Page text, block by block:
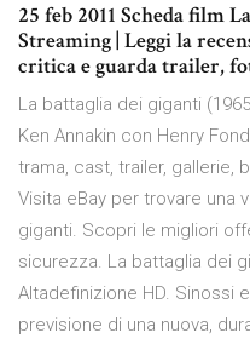
25 feb 2011 Scheda film
Streaming | Leggi la
critica e guarda trailer,
La battaglia dei giganti
Ken Annakin con Henry
trama, cast, trailer, gallerie,
Visita eBay per trovare una
giganti. Scopri le migliori
sicurezza. La battaglia dei
Altadefinizione HD. Sinossi
previsione di una nuova,